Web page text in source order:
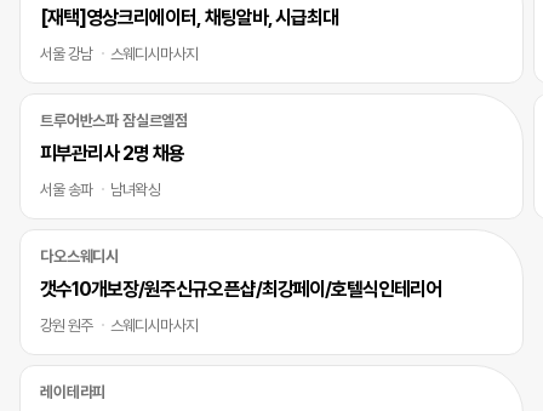
[재택]영상크리에이터, 채팅알바, 시급최대
서울 강남 스웨디시마사지
트루어반스파 잠실르엘점
피부관리사 2명 채용
서울 송파 남녀왁싱
다오스웨디시
갯수10개보장/원주신규오픈샵/최강페이/호텔식인테리어
강원 원주 스웨디시마사지
레이테라피